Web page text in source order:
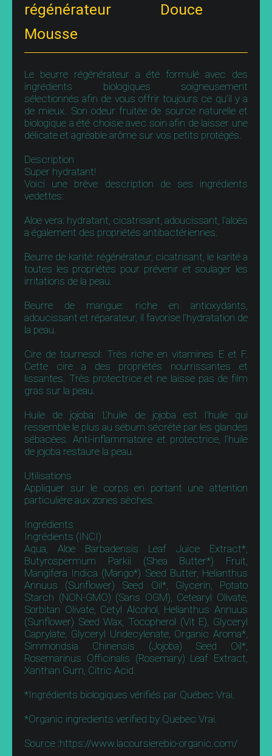
régénérateur Douce
Mousse
Le beurre régénérateur a été formulé avec des
ingrédients biologiques soigneusement
sélectionnés afin de vous offrir toujours ce qu’il y a
de mieux. Son odeur fruitée de source naturelle et
biologique a été choisie avec soin afin de laisser une
délicate et agréable arôme sur vos petits protégés.
Description
Super hydratant!
Voici une brève description de ses ingrédients
vedettes:
Aloe vera: hydratant, cicatrisant, adoucissant, l’aloès
a également des propriétés antibactériennes.
Beurre de karité: régénérateur, cicatrisant, le karité a
toutes les propriétés pour prévenir et soulager les
irritations de la peau.
Beurre de mangue: riche en antioxydants,
adoucissant et réparateur, il favorise l’hydratation de
la peau.
Cire de tournesol: Très riche en vitamines E et F.
Cette cire a des propriétés nourrissantes et
lissantes. Très protectrice et ne laisse pas de film
gras sur la peau.
Huile de jojoba: L’huile de jojoba est l’huile qui
ressemble le plus au sébum sécrété par les glandes
sébacées. Anti-inflammatoire et protectrice, l’huile
de jojoba restaure la peau.
Utilisations
Appliquer sur le corps en portant une attention
particulière aux zones sèches.
Ingrédients
Ingrédients (INCI)
Aqua, Aloe Barbadensis Leaf Juice Extract*,
Butyrospermum Parkii (Shea Butter*) Fruit,
Mangifera Indica (Mango*) Seed Butter, Helianthus
Annuus (Sunflower) Seed Oil*, Glycerin, Potato
Starch (NON-GMO) (Sans OGM), Cetearyl Olivate,
Sorbitan Olivate, Cetyl Alcohol, Helianthus Annuus
(Sunflower) Seed Wax, Tocopherol (Vit E), Glyceryl
Caprylate, Glyceryl Undecylenate, Organic Aroma*,
Simmondsia Chinensis (Jojoba) Seed Oil*,
Rosemarinus Officinalis (Rosemary) Leaf Extract,
Xanthan Gum, Citric Acid.
*Ingrédients biologiques vérifiés par Québec Vrai.
*Organic ingredients verified by Quebec Vrai.
Source :https://www.lacoursierebio-organic.com/